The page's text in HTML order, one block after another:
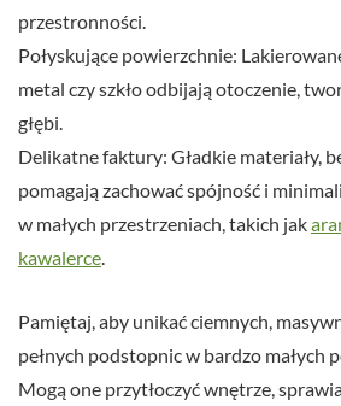
przestronności.
Połyskujące powierzchnie:
metal czy szkło odbijają otoczenie,
głębi.
Delikatne faktury: Gładkie materiały,
pomagają zachować spójność i
w małych przestrzeniach, takich jak
kawalerce.
Pamiętaj, aby unikać ciemnych,
pełnych podstopnic w bardzo małych
Mogą one przytłoczyć wnętrze,